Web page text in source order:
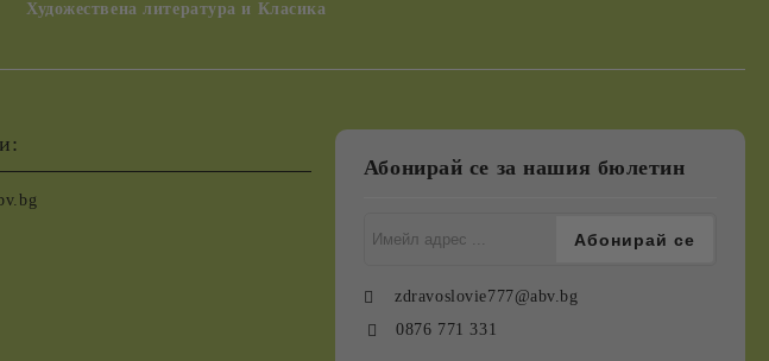
Художествена литература и Класика
Абонирай се за нашия бюлетин
zdravoslovie777@abv.bg
0876 771 331